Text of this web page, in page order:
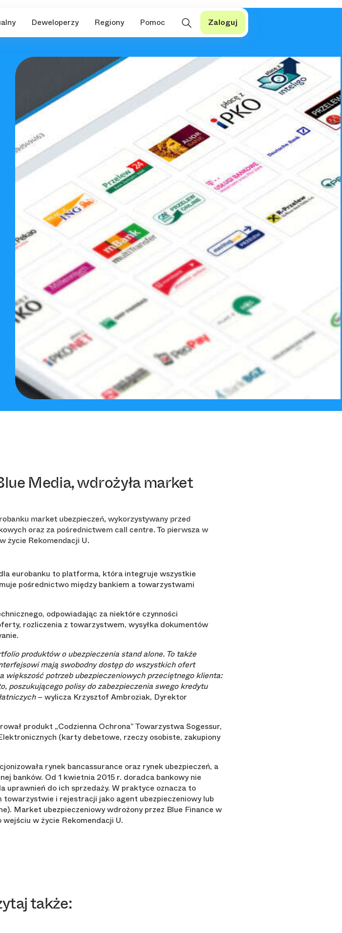
Deweloperzy Regiony Pomoc Zaloguj
Media, wdrożyła market
market ubezpieczeń, wykorzystywany przed
oraz za pośrednictwem call centre. To pierwsza w
życie Rekomendacji U.
eurobanku to platforma, która integruje wszystkie
pośrednictwo między bankiem a towarzystwami
odpowiadając za niektóre czynności
rozliczenia z towarzystwem, wysyłka dokumentów
produktów o ubezpieczenia stand alone. To także
mają swobodny dostęp do wszystkich ofert
większość potrzeb ubezpieczeniowych przeciętnego klienta:
poszukującego polisy do zabezpieczenia swego kredytu
– wylicza Krzysztof Ambroziak, Dyrektor
produkt „Codzienna Ochrona” Towarzystwa Sogessur,
(karty debetowe, rzeczy osobiste, zakupiony
rynek bancassurance oraz rynek ubezpieczeń, a
banków. Od 1 kwietnia 2015 r. doradca bankowy nie
uprawnień do ich sprzedaży. W praktyce oznacza to
towarzystwie i rejestracji jako agent ubezpieczeniowy lub
Market ubezpieczeniowy wdrożony przez Blue Finance w
w życie Rekomendacji U.
także: